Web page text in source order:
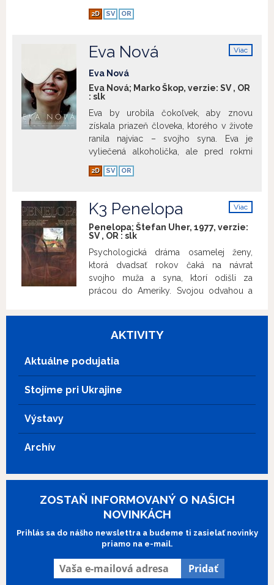
experimentami s farebným materiálom.
Zvláštnu cenu poroty. Film uvádzame pri
príležitosti 100. výročia narodenia
režiséra Vojtěcha Jasného (30.11.1925 –
Zobraziť viac
zo skutkov, ktorých sa nikdy nedopustil.
Po rokoch sa vracia, ale ani jeho statočná
lesným požiarom mu neprinesie dôveru
ani miesto medzi ľuďmi. Filmová
adaptácia rovnomennej novely
Dobroslava Chrobáka.Zobraziť viac
2D SV OR
Viac
Eva Nová
Eva Nová
Eva Nová; Marko Škop, verzie: SV, OR
: slk
Eva by urobila čokoľvek, aby znovu
získala priazeň človeka, ktorého v živote
ranila najviac – svojho syna. Eva je
vyliečená alkoholička, ale pred rokmi
bola známou herečkou. Film uvádzame
pri príležitosti 75. narodenín herečky
filme stvárnila Evu Novú.
Zobraziť viac
2D SV OR
Viac
K3 Penelopa
Penelopa; Štefan Uher, 1977, verzie:
SV, OR : slk
Psychologická dráma osamelej ženy,
ktorá dvadsať rokov čaká na návrat
svojho muža a syna, ktorí odišli za
prácou do Ameriky. Svojou odvahou a
Evu Kamenickú, ktorá sa rozhodne spolu
s dcérou opustiť sebeckého manžela a
začať nový život. Uvádzame pri
Turzonovovej za výnimočný prínos
Slnku v sieti 2024.
AKTIVITY
Aktuálne podujatia
Stojíme pri Ukrajine
Výstavy
Archív
ZOSTAŇ INFORMOVANÝ O NAŠICH
NOVINKÁCH
Prihlás sa do nášho newslettra a budeme ti zasielať novinky
priamo na e-mail.